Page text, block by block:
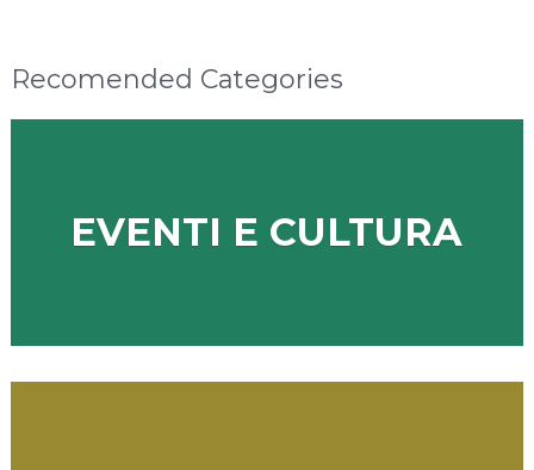
Recomended Categories
EVENTI E CULTURA